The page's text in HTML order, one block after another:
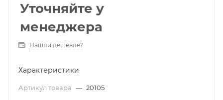
Уточняйте у
менеджера
Нашли дешевле?
Характеристики
Артикул товара — 20105